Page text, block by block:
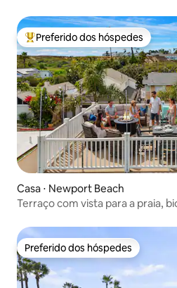
Entre os melhores preferidos
Preferido dos hóspedes
Casa ⋅ Newport Beach
Terraço com vista para a praia,
Preferido dos hóspedes
Preferido dos hóspedes